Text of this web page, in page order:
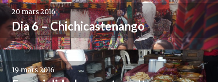
20 mars 2016
Dia 6 – Chichicastenango
19 mars 2016